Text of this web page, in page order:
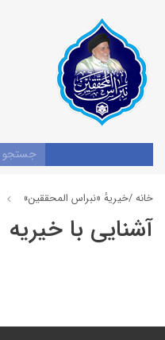
خانه /خيريهٔ «نبراس المحققين»
آشنایی با خیریه